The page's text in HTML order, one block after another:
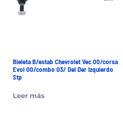
Bieleta B/estab Chevrolet Vec 00/corsa
Evol 00/combo 03/ Del Der Izquierdo
Stp
Leer más